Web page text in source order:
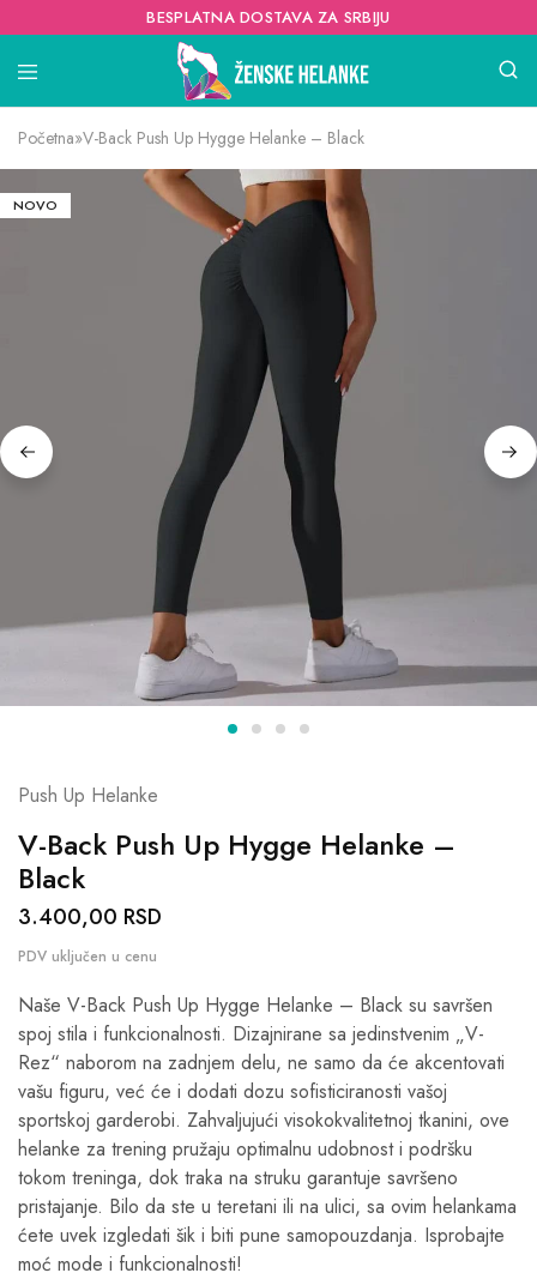
BESPLATNA DOSTAVA ZA SRBIJU
Početna»V-Back Push Up Hygge Helanke – Black
NOVO
Push Up Helanke
V-Back Push Up Hygge Helanke –
Black
3.400,00 RSD
Naše V-Back Push Up Hygge Helanke – Black su savršen
spoj stila i funkcionalnosti. Dizajnirane sa jedinstvenim „V-
Rez“ naborom na zadnjem delu, ne samo da će akcentovati
vašu figuru, već će i dodati dozu sofisticiranosti vašoj
sportskoj garderobi. Zahvaljujući visokokvalitetnoj tkanini, ove
helanke za trening pružaju optimalnu udobnost i podršku
tokom treninga, dok traka na struku garantuje savršeno
pristajanje. Bilo da ste u teretani ili na ulici, sa ovim helankama
ćete uvek izgledati šik i biti pune samopouzdanja. Isprobajte
moć mode i funkcionalnosti!